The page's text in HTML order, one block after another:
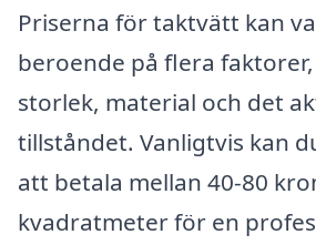
Priserna för taktvätt kan
beroende på flera
storlek, material och det
tillståndet. Vanligtvis kan
att betala mellan 40-80
kvadratmeter för en